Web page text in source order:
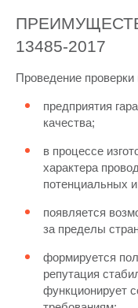
13485-2017
Проведение
предприятия
качества;
в процессе
характера
потенциальных
появляется
за пределы
формируется
репутация
функционирует